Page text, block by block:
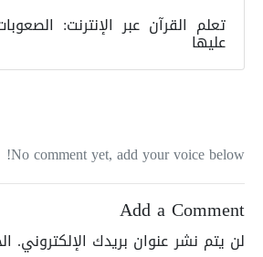
تعلم القرآن عبر الإنترنت:
عليها
No comment yet, add your voice below!
Add a Comment
لن يتم نشر عنوان بريدك الإلكتروني.